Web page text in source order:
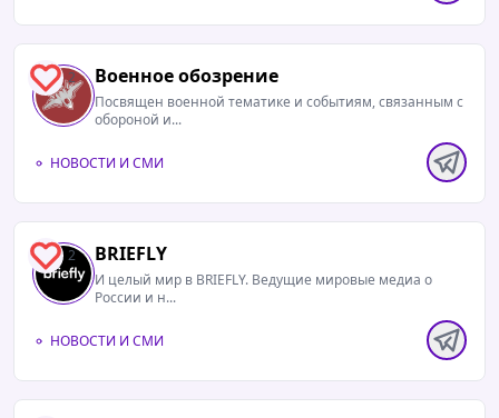
2 Военное обозрение
Посвящен военной тематике и событиям, связанным с
обороной и...
НОВОСТИ И СМИ
2 BRIEFLY
И целый мир в BRIEFLY. Ведущие мировые медиа о
России и н...
НОВОСТИ И СМИ